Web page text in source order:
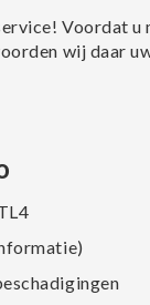
Voordat u
wij daar